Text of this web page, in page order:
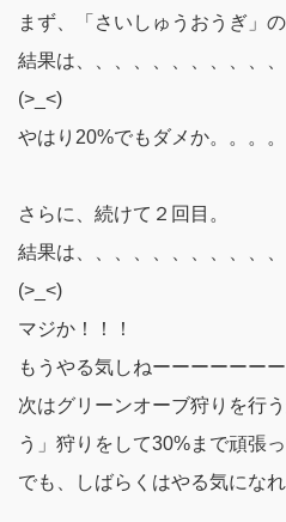
まず、「さいしゅうおうぎ」の
結果は、、、、、、、、、、
(>_<)
やはり20%でもダメか。。。。
さらに、続けて２回目。
結果は、、、、、、、、、、
(>_<)
マジか！！！
もうやる気しねーーーーーー
次はグリーンオーブ狩りを行
う」狩りをして30%まで頑張
でも、しばらくはやる気にな